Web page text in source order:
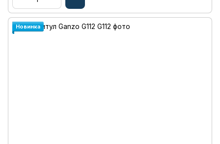
Новинка